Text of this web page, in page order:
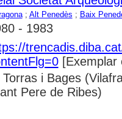
; Alt Penedès ; Baix
- 1983
[Exemplar
Torras i Bages
Pere de Ribes)